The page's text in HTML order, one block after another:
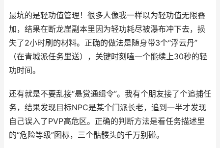
最坑的是轻功值管理！很多人像我一样以为轻功值无限叠
加，结果在断龙崖副本里因为轻功耗尽被瀑布冲下去，损
失了2小时刷的材料。正确的做法是随身带3个“浮云丹”
（在青城派任务里送），关键时刻嗑一个能续上30秒的轻
功时间。
还有就是不要乱接“悬赏通缉令”。我有个朋友接了个追捕任
务，结果发现目标NPC是某个门派长老，追到一半才发现
自己误入了PVP高危区。正确的判断方法是看任务描述里
的“危险等级”图标，三个骷髅头的千万别碰。